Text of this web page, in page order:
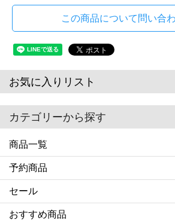
この商品について問い合
お気に入りリスト
カテゴリーから探す
商品一覧
予約商品
セール
おすすめ商品